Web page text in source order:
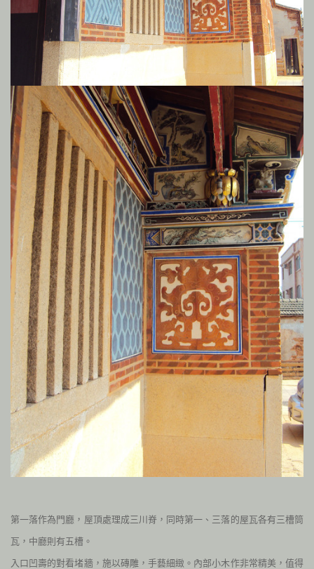
第一落作為門廳，屋頂處理成三川脊，同時第一、三落的屋瓦各有三槽筒
瓦，中廳則有五槽。
入口 凹壽的對看堵牆，施以磚雕，手藝細緻。內部小木作非常精美，值得